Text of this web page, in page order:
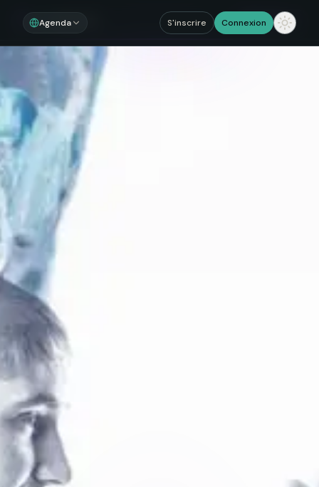
Agenda S'inscrire Connexion
Noosom Sections